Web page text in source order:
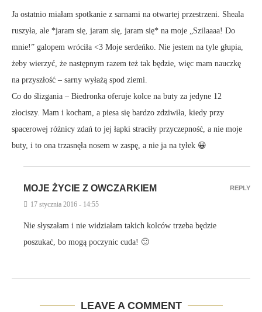
Ja ostatnio miałam spotkanie z sarnami na otwartej przestrzeni. Sheala
ruszyła, ale *jaram się, jaram się, jaram się* na moje „Szilaaaa! Do
mnie!” galopem wróciła <3 Moje serdeńko. Nie jestem na tyle głupia,
żeby wierzyć, że następnym razem też tak będzie, więc mam nauczkę
na przyszłość – sarny wyłażą spod ziemi.
Co do ślizgania – Biedronka oferuje kolce na buty za jedyne 12
złociszy. Mam i kocham, a piesa się bardzo zdziwiła, kiedy przy
spacerowej różnicy zdań to jej łapki straciły przyczepność, a nie moje
buty, i to ona trzasnęła nosem w zaspę, a nie ja na tyłek 😀
MOJE ŻYCIE Z OWCZARKIEM
17 stycznia 2016 - 14:55
Nie słyszałam i nie widziałam takich kolców trzeba będzie
poszukać, bo mogą poczynic cuda! 🙂
REPLY
LEAVE A COMMENT